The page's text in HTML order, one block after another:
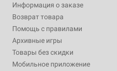
Информация о заказе
Возврат товара
Помощь с правилами
Архивные игры
Товары без скидки
Мобильное приложение